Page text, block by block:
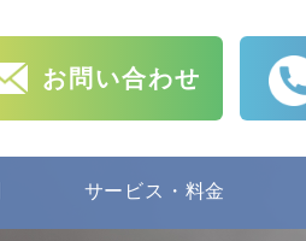
お問い合わせ
サービス・料金